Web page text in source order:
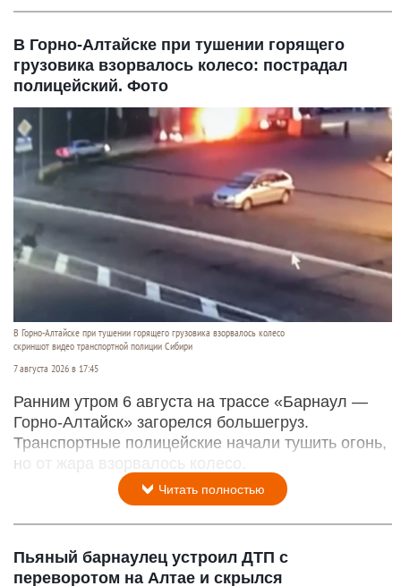
В Горно-Алтайске при тушении горящего
грузовика взорвалось колесо: пострадал
полицейский. Фото
В Горно-Алтайске при тушении горящего грузовика взорвалось колесо
скриншот видео транспортной полиции Сибири
7 августа 2026 в 17:45
Ранним утром 6 августа на трассе «Барнаул —
Горно-Алтайск» загорелся большегруз.
Транспортные полицейские начали тушить огонь,
но от жара взорвалось колесо.
Читать полностью
Пьяный барнаулец устроил ДТП с
переворотом на Алтае и скрылся